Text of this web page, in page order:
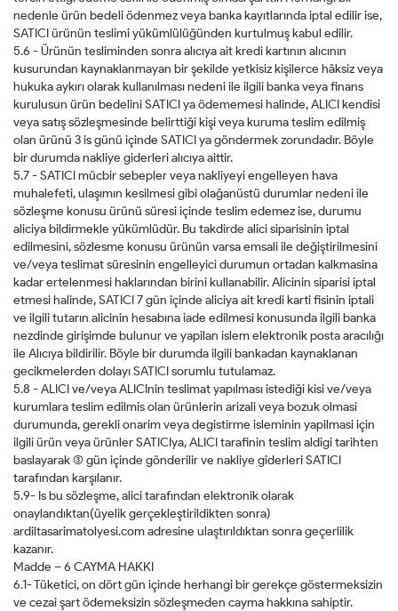
nedenle ürün bedeli ödenmez veya banka kayıtlarında iptal edilir ise,
SATICI ürünün teslimi yükümlülüğünden kurtulmuş kabul edilir.
5.6 - Ürünün tesliminden sonra alıcıya ait kredi kartının alıcının
kusurundan kaynaklanmayan bir şekilde yetkisiz kişilerce hâksiz veya
hukuka aykırı olarak kullanılması nedeni ile ilgili banka veya finans
kurulusun ürün bedelini SATICI ya ödememesi halinde, ALICI kendisi
veya satış sözleşmesinde belirttiği kişi veya kuruma teslim edilmiş
olan ürünü 3 is günü içinde SATICI ya göndermek zorundadır. Böyle
bir durumda nakliye giderleri alıcıya aittir.
5.7 - SATICI mücbir sebepler veya nakliyeyi engelleyen hava
muhalefeti, ulaşımın kesilmesi gibi olağanüstü durumlar nedeni ile
sözleşme konusu ürünü süresi içinde teslim edemez ise, durumu
aliciya bildirmekle yükümlüdür. Bu takdirde alici siparisinin iptal
edilmesini, sözlesme konusu ürünün varsa emsali ile değiştirilmesini
ve/veya teslimat süresinin engelleyici durumun ortadan kalkmasina
kadar ertelenmesi haklarından birini kullanabilir. Alicinin siparisi iptal
etmesi halinde, SATICI 7 gün içinde aliciya ait kredi karti fisinin iptali
ve ilgili tutarın alicinin hesabına iade edilmesi konusunda ilgili banka
nezdinde girişimde bulunur ve yapilan islem elektronik posta aracılığı
ile Alıcıya bildirilir. Böyle bir durumda ilgili bankadan kaynaklanan
gecikmelerden dolayı SATICI sorumlu tutulamaz.
5.8 - ALICI ve/veya ALICInin teslimat yapılması istediği kisi ve/veya
kurumlara teslim edilmis olan ürünlerin arizali veya bozuk olmasi
durumunda, gerekli onarim veya degistirme isleminin yapilmasi için
ilgili ürün veya ürünler SATICIya, ALICI tarafinin teslim aldigi tarihten
baslayarak (3) gün içinde gönderilir ve nakliye giderleri SATICI
tarafından karşılanır.
5.9- Is bu sözleşme, alici tarafından elektronik olarak
onaylandıktan(üyelik gerçekleştirildikten sonra)
ardiltasarimatolyesi.com adresine ulaştırıldıktan sonra geçerlilik
kazanır.
Madde – 6 CAYMA HAKKI
6.1- Tüketici, on dört gün içinde herhangi bir gerekçe göstermeksizin
ve cezai şart ödemeksizin sözleşmeden cayma hakkına sahiptir.